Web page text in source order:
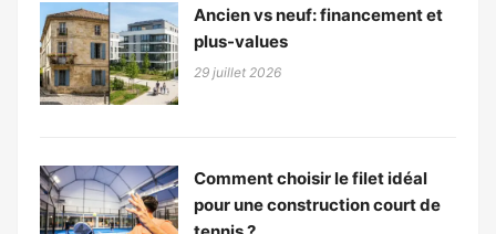
Ancien vs neuf: financement et
plus-values
29 juillet 2026
Comment choisir le filet idéal
pour une construction court de